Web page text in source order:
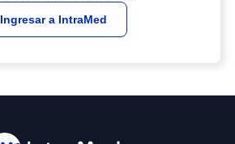
Ingresar a IntraMed